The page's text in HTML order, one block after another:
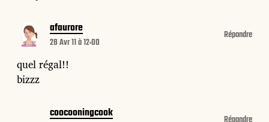
afaurore
28 Avr 11 à 12:00
quel régal!!
bizzz
Répondre
coocooningcook